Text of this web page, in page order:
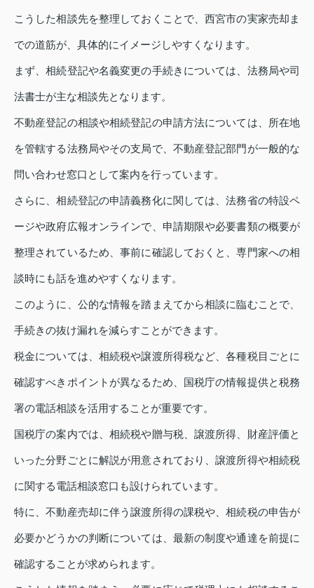
こうした相談先を整理しておくことで、西宮市の実家売却ま
での道筋が、具体的にイメージしやすくなります。
まず、相続登記や名義変更の手続きについては、法務局や司
法書士が主な相談先となります。
不動産登記の相談や相続登記の申請方法については、所在地
を管轄する法務局やその支局で、不動産登記部門が一般的な
問い合わせ窓口として案内を行っています。
さらに、相続登記の申請義務化に関しては、法務省の特設ペ
ージや政府広報オンラインで、申請期限や必要書類の概要が
整理されているため、事前に確認しておくと、専門家への相
談時にも話を進めやすくなります。
このように、公的な情報を踏まえてから相談に臨むことで、
手続きの抜け漏れを減らすことができます。
税金については、相続税や譲渡所得税など、各種税目ごとに
確認すべきポイントが異なるため、国税庁の情報提供と税務
署の電話相談を活用することが重要です。
国税庁の案内では、相続税や贈与税、譲渡所得、財産評価と
いった分野ごとに解説が用意されており、譲渡所得や相続税
に関する電話相談窓口も設けられています。
特に、不動産売却に伴う譲渡所得の課税や、相続税の申告が
必要かどうかの判断については、最新の制度や通達を前提に
確認することが求められます。